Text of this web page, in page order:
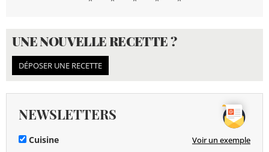
UNE NOUVELLE RECETTE ?
DÉPOSER UNE RECETTE
NEWSLETTERS
Cuisine Voir un exemple